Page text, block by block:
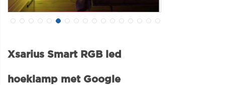
Xsarius Smart RGB led
hoeklamp met Google